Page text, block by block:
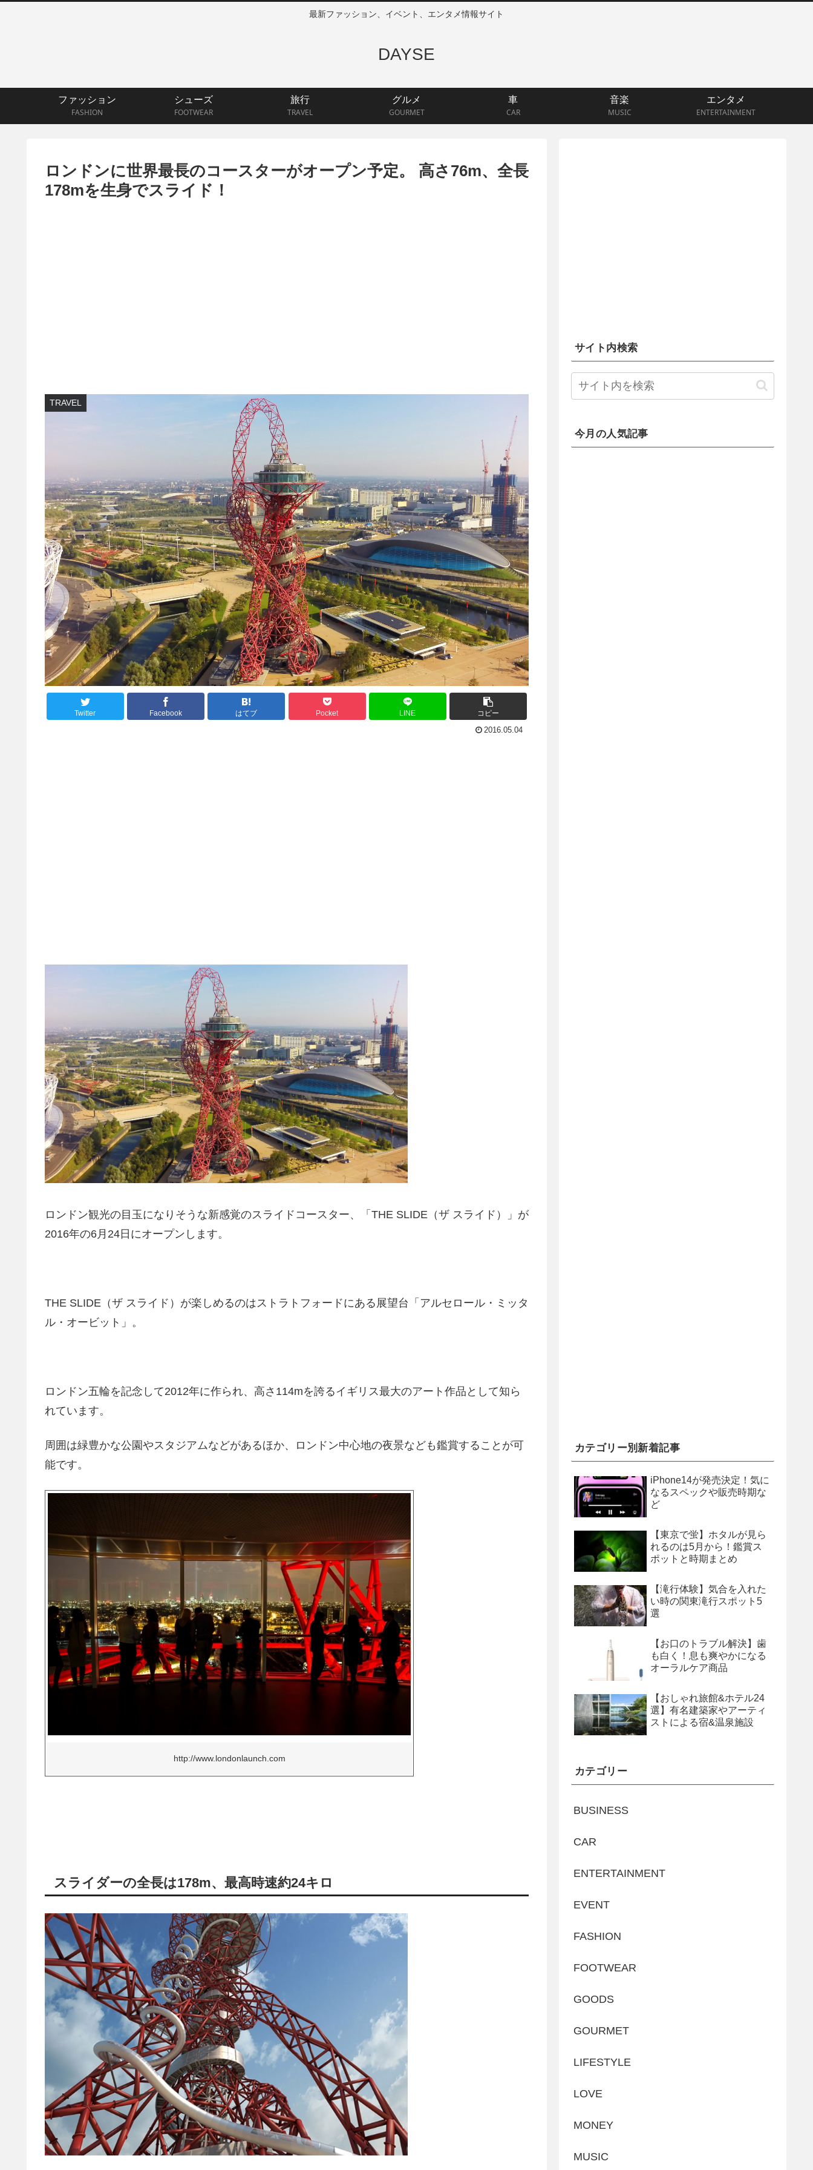
最新ファッション、イベント、エンタメ情報サイト
DAYSE
ファッション
FASHION
シューズ
FOOTWEAR
旅行
TRAVEL
グルメ
GOURMET
車
CAR
音楽
MUSIC
エンタメ
ENTERTAINMENT
ロンドンに世界最長のコースターがオープン予定。 高さ76m、全長
178mを生身でスライド！
TRAVEL
Twitter Facebook はてブ Pocket LINE コピー
2016.05.04
ロンドン観光の目玉になりそうな新感覚のスライドコースター、「THE SLIDE（ザ スライド）」が
2016年の6月24日にオープンします。
THE SLIDE（ザ スライド）が楽しめるのはストラトフォードにある展望台「アルセロール・ミッタ
ル・オービット」。
ロンドン五輪を記念して2012年に作られ、高さ114mを誇るイギリス最大のアート作品として知ら
れています。
周囲は緑豊かな公園やスタジアムなどがあるほか、ロンドン中心地の夜景なども鑑賞することが可
能です。
http://www.londonlaunch.com
スライダーの全長は178m、最高時速約24キロ
サイト内検索
今月の人気記事
カテゴリー別新着記事
iPhone14が発売決定！気に
なるスペックや販売時期な
ど
【東京で蛍】ホタルが見ら
れるのは5月から！鑑賞ス
ポットと時期まとめ
【滝行体験】気合を入れた
い時の関東滝行スポット5
選
【お口のトラブル解決】歯
も白く！息も爽やかになる
オーラルケア商品
【おしゃれ旅館&ホテル24
選】有名建築家やアーティ
ストによる宿&温泉施設
カテゴリー
BUSINESS
CAR
ENTERTAINMENT
EVENT
FASHION
FOOTWEAR
GOODS
GOURMET
LIFESTYLE
LOVE
MONEY
MUSIC